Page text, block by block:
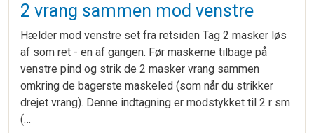
2 vrang sammen mod venstre
Hælder mod venstre set fra retsiden Tag 2 masker løs
af som ret - en af gangen. Før maskerne tilbage på
venstre pind og strik de 2 masker vrang sammen
omkring de bagerste maskeled (som når du strikker
drejet vrang). Denne indtagning er modstykket til 2 r sm
(…